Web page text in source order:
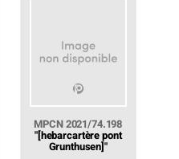
MPCN 2021/74.198
"[hebarcartère pont
Grunthusen]"